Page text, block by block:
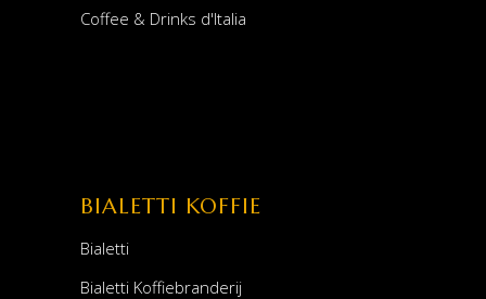
Coffee & Drinks d'Italia
BIALETTI KOFFIE
Bialetti
Bialetti Koffiebranderij